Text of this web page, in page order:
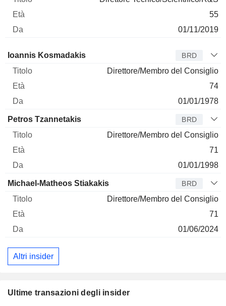
55
01/11/2019
Amministratore Titolo
Ioannis Kosmadakis BRD
Direttore/Membro del Consiglio
74
01/01/1978
Petros Tzannetakis BRD
Direttore/Membro del Consiglio
71
01/01/1998
Michael-Matheos Stiakakis BRD
Direttore/Membro del Consiglio
71
01/06/2024
Altri insider
Ultime transazioni degli insider